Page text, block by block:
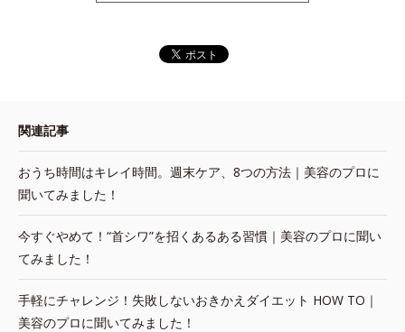
関連記事
おうち時間はキレイ時間。週末ケア、8つの方法｜美容のプロに
聞いてみました！
今すぐやめて！“首シワ”を招くあるある習慣｜美容のプロに聞い
てみました！
手軽にチャレンジ！失敗しないおきかえダイエット HOW TO｜
美容のプロに聞いてみました！